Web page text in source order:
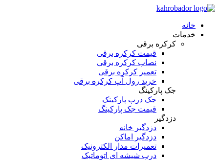
خانه
خدمات
کرکره برقی
قیمت کرکره برقی
نصاب کرکره برقی
تعمیر کرکره برقی
خرید رول آپ کرکره برقی
جک پارکینگ
جک درب پارکینک
قیمت جک پارکینگ
دزدگیر
دزدگیر خانه
دزدگیر اماکن
تعمیرات مدار الکترونیک
درب شیشه ای اتوماتیک